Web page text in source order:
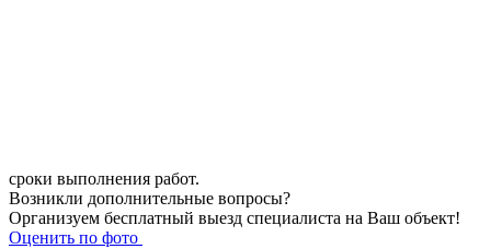
сроки выполнения работ.
Возникли дополнительные вопросы?
Организуем бесплатный выезд специалиста на Ваш объект!
Оценить по фото